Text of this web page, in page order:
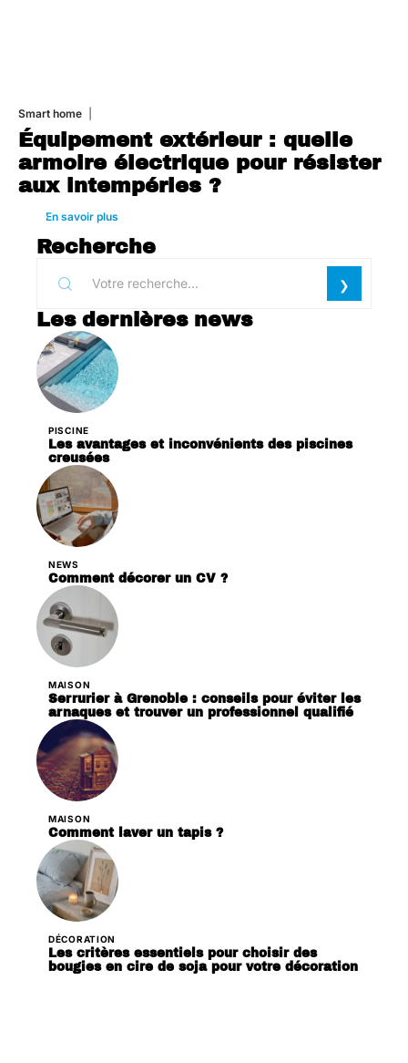
Smart home
Équipement extérieur : quelle
armoire électrique pour résister
aux intempéries ?
En savoir plus
Recherche
Les dernières news
PISCINE
Les avantages et inconvénients des piscines
creusées
NEWS
Comment décorer un CV ?
MAISON
Serrurier à Grenoble : conseils pour éviter les
arnaques et trouver un professionnel qualifié
MAISON
Comment laver un tapis ?
DÉCORATION
Les critères essentiels pour choisir des
bougies en cire de soja pour votre décoration